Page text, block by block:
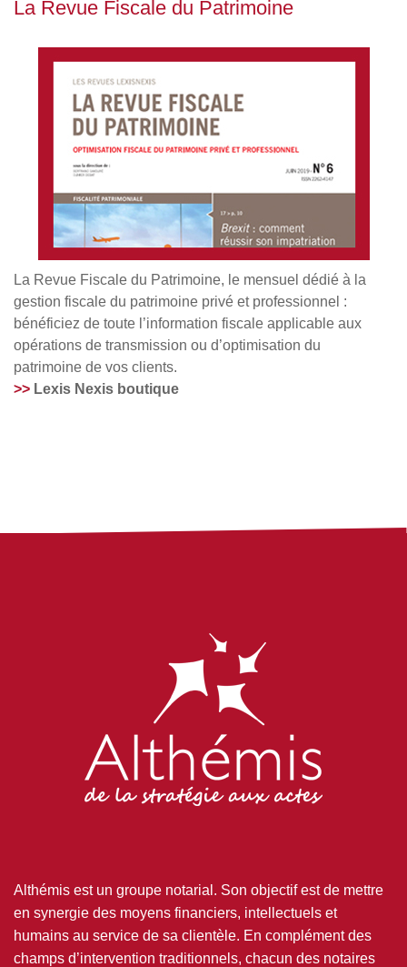
La Revue Fiscale du Patrimoine
La Revue Fiscale du Patrimoine, le mensuel dédié à la
gestion fiscale du patrimoine privé et professionnel :
bénéficiez de toute l’information fiscale applicable aux
opérations de transmission ou d’optimisation du
patrimoine de vos clients.
>> Lexis Nexis boutique
Althémis est un groupe notarial. Son objectif est de mettre
en synergie des moyens financiers, intellectuels et
humains au service de sa clientèle. En complément des
champs d’intervention traditionnels, chacun des notaires